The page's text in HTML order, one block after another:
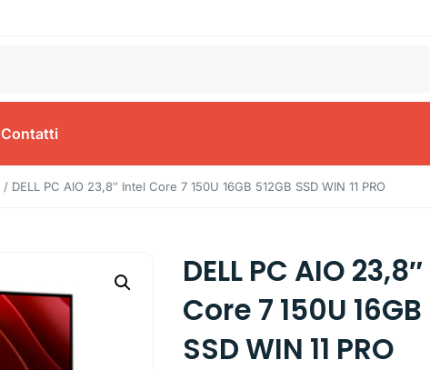
Contatti
/ DELL PC AIO 23,8″ Intel Core 7 150U 16GB 512GB SSD WIN 11 PRO
DELL PC AIO
Core 7 150U 16GB
SSD WIN 11 PRO